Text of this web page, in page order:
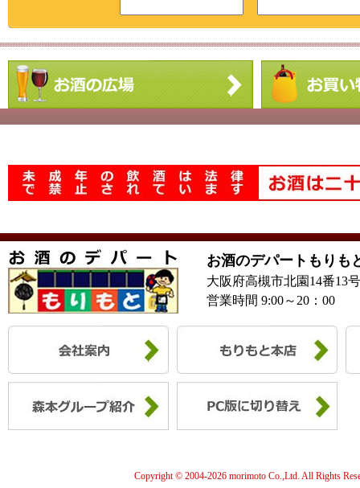
お酒のデパートもりも
大阪府高槻市北園14番13
営業時間 9:00～20：00
Copyright © 2004-2026 morimoto Co.,Ltd. All Rights